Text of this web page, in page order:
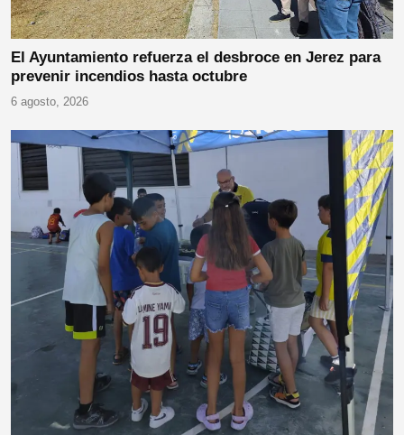
El Ayuntamiento refuerza el desbroce en Jerez para
prevenir incendios hasta octubre
6 agosto, 2026